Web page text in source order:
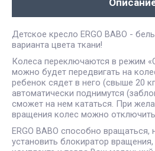
Детское кресло ERGO BABO -
варианта цвета ткани!
Колеса переключаются в режим
можно будет передвигать на
ребенок сядет в него (свыше 20
автоматически поднимутся
сможет на нем кататься. При
вращения колес можно
ERGO BABO способно
установить блокиратор